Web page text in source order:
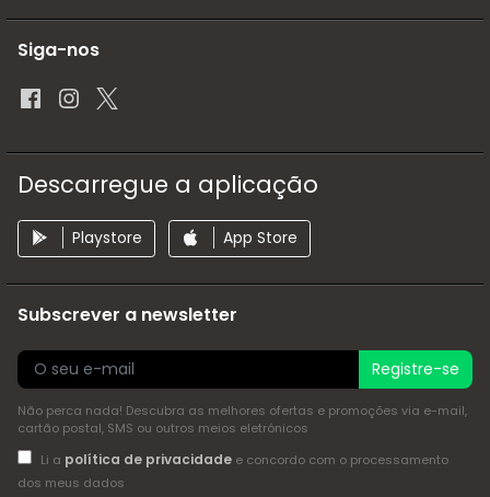
Siga-nos
Descarregue a aplicação
Playstore App Store
Subscrever a newsletter
Registre-se
Não perca nada! Descubra as melhores ofertas e promoções via e-mail,
cartão postal, SMS ou outros meios eletrónicos
Li a política de privacidadee concordo com o processamento
dos meus dados